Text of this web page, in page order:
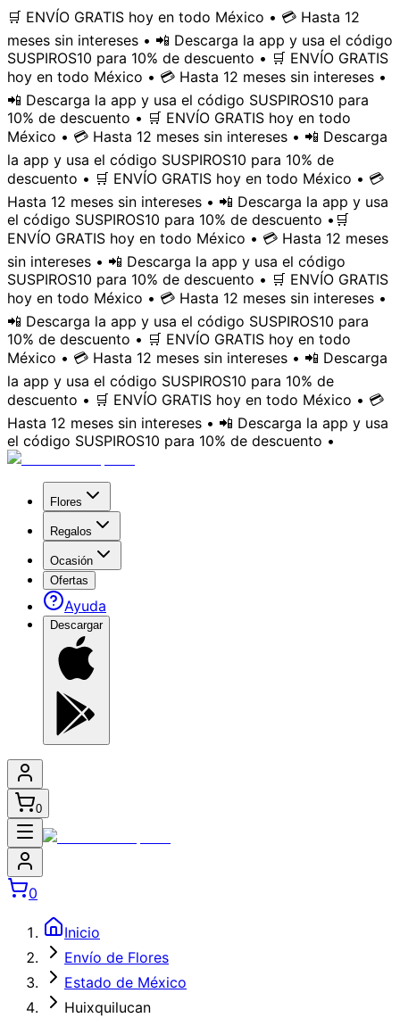
🛒 ENVÍO GRATIS hoy en todo México • 💳 Hasta 12
meses sin intereses • 📲 Descarga la app y usa el código
SUSPIROS10 para 10% de descuento • 🛒 ENVÍO GRATIS
hoy en todo México • 💳 Hasta 12 meses sin intereses •
📲 Descarga la app y usa el código SUSPIROS10 para
10% de descuento • 🛒 ENVÍO GRATIS hoy en todo
México • 💳 Hasta 12 meses sin intereses • 📲 Descarga
la app y usa el código SUSPIROS10 para 10% de
descuento • 🛒 ENVÍO GRATIS hoy en todo México • 💳
Hasta 12 meses sin intereses • 📲 Descarga la app y usa
el código SUSPIROS10 para 10% de descuento • 🛒
ENVÍO GRATIS hoy en todo México • 💳 Hasta 12 meses
sin intereses • 📲 Descarga la app y usa el código
SUSPIROS10 para 10% de descuento • 🛒 ENVÍO GRATIS
hoy en todo México • 💳 Hasta 12 meses sin intereses •
📲 Descarga la app y usa el código SUSPIROS10 para
10% de descuento • 🛒 ENVÍO GRATIS hoy en todo
México • 💳 Hasta 12 meses sin intereses • 📲 Descarga
la app y usa el código SUSPIROS10 para 10% de
descuento • 🛒 ENVÍO GRATIS hoy en todo México • 💳
Hasta 12 meses sin intereses • 📲 Descarga la app y usa
el código SUSPIROS10 para 10% de descuento •
Flores
Regalos
Ocasión
Ofertas
Ayuda
Descargar
0
0
Inicio
Envío de Flores
Estado de México
Huixquilucan